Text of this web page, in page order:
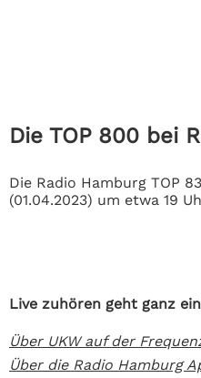
Die TOP 800 bei
Die Radio Hamburg TOP
(01.04.2023) um etwa 19
Live zuhören geht ganz
Über UKW auf der
Über die Radio Hamburg